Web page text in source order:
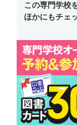
この専門学校
ほかにもチェ